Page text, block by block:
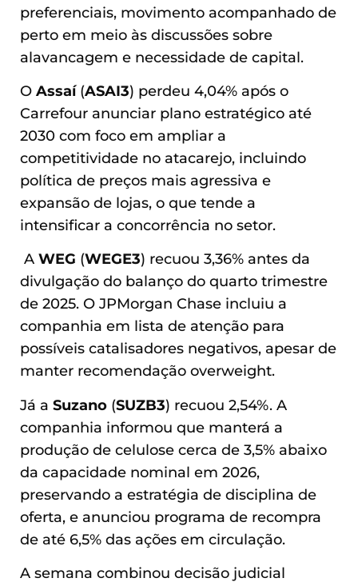
preferenciais, movimento acompanhado de
perto em meio às discussões sobre
alavancagem e necessidade de capital.
O Assaí(ASAI3) perdeu 4,04% após o
Carrefour anunciar plano estratégico até
2030 com foco em ampliar a
competitividade no atacarejo, incluindo
política de preços mais agressiva e
expansão de lojas, o que tende a
intensificar a concorrência no setor.
A WEG (WEGE3) recuou 3,36% antes da
divulgação do balanço do quarto trimestre
de 2025. O JPMorgan Chase incluiu a
companhia em lista de atenção para
possíveis catalisadores negativos, apesar de
manter recomendação overweight.
Já a Suzano (SUZB3) recuou 2,54%. A
companhia informou que manterá a
produção de celulose cerca de 3,5% abaixo
da capacidade nominal em 2026,
preservando a estratégia de disciplina de
oferta, e anunciou programa de recompra
de até 6,5% das ações em circulação.
A semana combinou decisão judicial